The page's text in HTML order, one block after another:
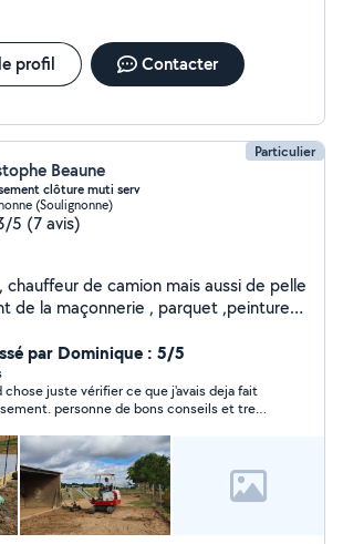
profil Contacter
Particulier
Beaune
clôture muti serv
(Soulignonne)
5 (7 avis)
de la maçonnerie , parquet ,peinture
par Dominique : 5/5
chose juste vérifier ce que j'avais deja fait